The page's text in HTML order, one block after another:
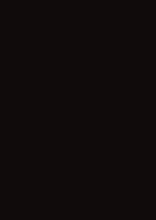
özenle hazırlamak ve
önem taşır. Başvuru
olmak fark yaratır.